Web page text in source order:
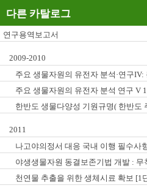
다른 카탈로그
연구용역보고서
2009-2010
주요 생물자원의 유전자 분석·연구
주요 생물자원의 유전자 분석 연구 V
연구
한반도 생물다양성 기원규명( 한반도
2011
나고야의정서 대응 국내 이행 필수사
야생생물자원 동결보존기법 개발 : 무
천연물 추출을 위한 생체시료 확보 [1